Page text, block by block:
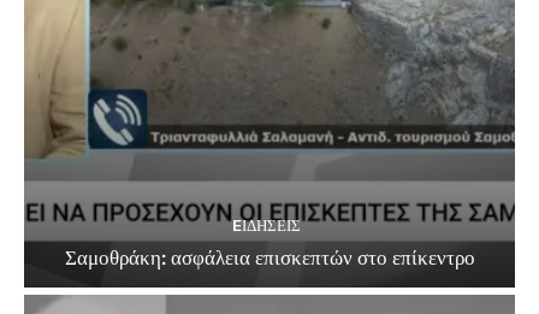
EΙΔΗΣΕΙΣ
Σαμοθράκη: ασφάλεια επισκεπτών στο επίκεντρο